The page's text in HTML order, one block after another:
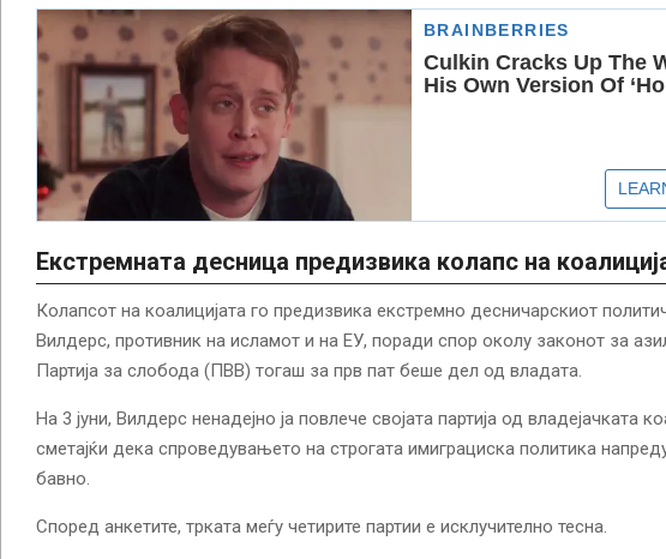
Екстремната десница предизвика колапс на
Колапсот на коалицијата го предизвика екстремно десничарскиот
Вилдерс, противник на исламот и на ЕУ, поради спор околу законот за
Партија за слобода (ПВВ) тогаш за прв пат беше дел од владата.
На 3 јуни, Вилдерс ненадејно ја повлече својата партија од владејачката
сметајќи дека спроведувањето на строгата имиграциска политика
бавно.
Според анкетите, трката меѓу четирите партии е исклучително тесна.